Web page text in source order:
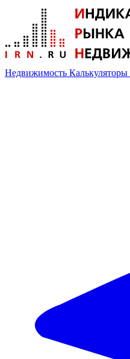
Недвижимость Калькуляторы